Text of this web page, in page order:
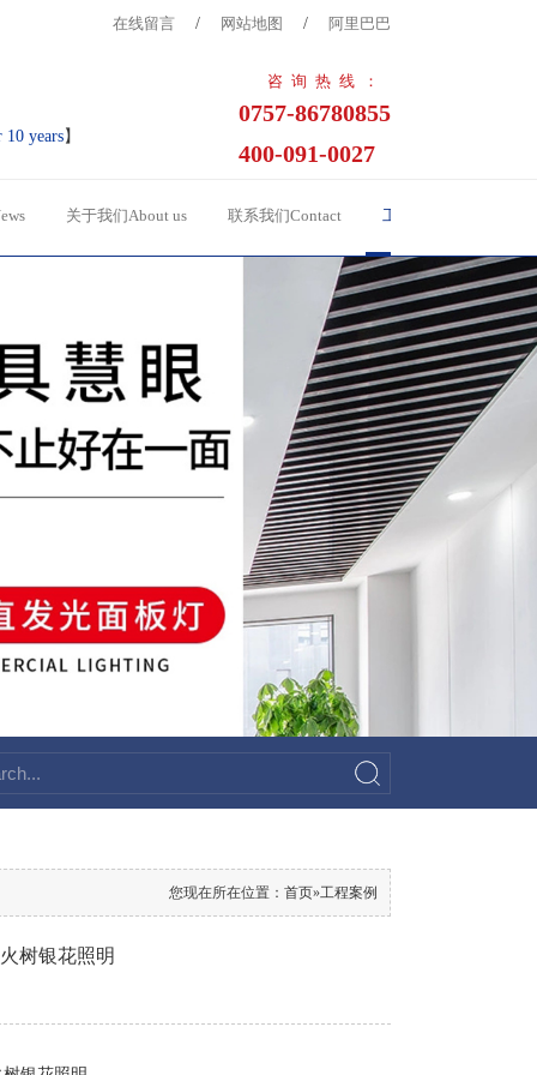
在线留言 / 网站地图 / 阿里巴巴
years】
咨询热线：
0757-86780855
400-091-0027
关于我们About us 联系我们Contact 工程案例
您现在所在位置： 首页»工程案例
树银花照明